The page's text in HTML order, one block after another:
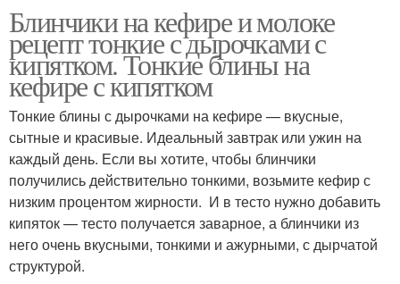
Блинчики на кефире и молоке
рецепт тонкие с дырочками с
кипятком. Тонкие блины на
кефире с кипятком
Тонкие блины с дырочками на кефире — вкусные,
сытные и красивые. Идеальный завтрак или ужин на
каждый день. Если вы хотите, чтобы блинчики
получились действительно тонкими, возьмите кефир с
низким процентом жирности. И в тесто нужно добавить
кипяток — тесто получается заварное, а блинчики из
него очень вкусными, тонкими и ажурными, с дырчатой
структурой.